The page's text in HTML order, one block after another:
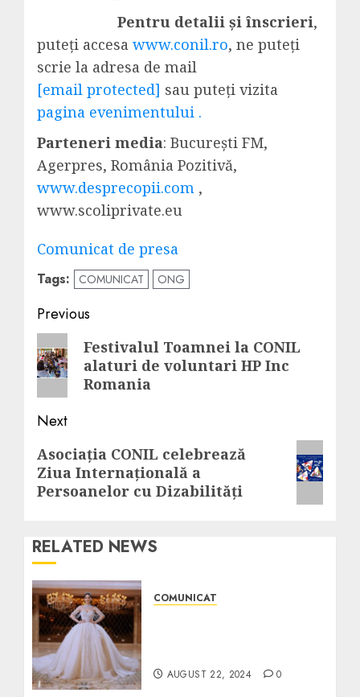
Pentru detalii și înscrieri,
puteți accesa www.conil.ro, ne puteți
scrie la adresa de mail
[email protected] sau puteți vizita
pagina evenimentului .
Parteneri media: București FM,
Agerpres, România Pozitivă,
www.desprecopii.com ,
www.scoliprivate.eu
Post
navigation
Comunicat de presa
Tags: COMUNICAT ONG
Post
navigation
Previous
Previous
post:
Festivalul Toamnei la CONIL
alaturi de voluntari HP Inc
Romania
Next
Next
post:
Asociația CONIL celebrează
Ziua Internațională a
Persoanelor cu Dizabilități
RELATED NEWS
COMUNICAT
AUGUST 22, 2024 0